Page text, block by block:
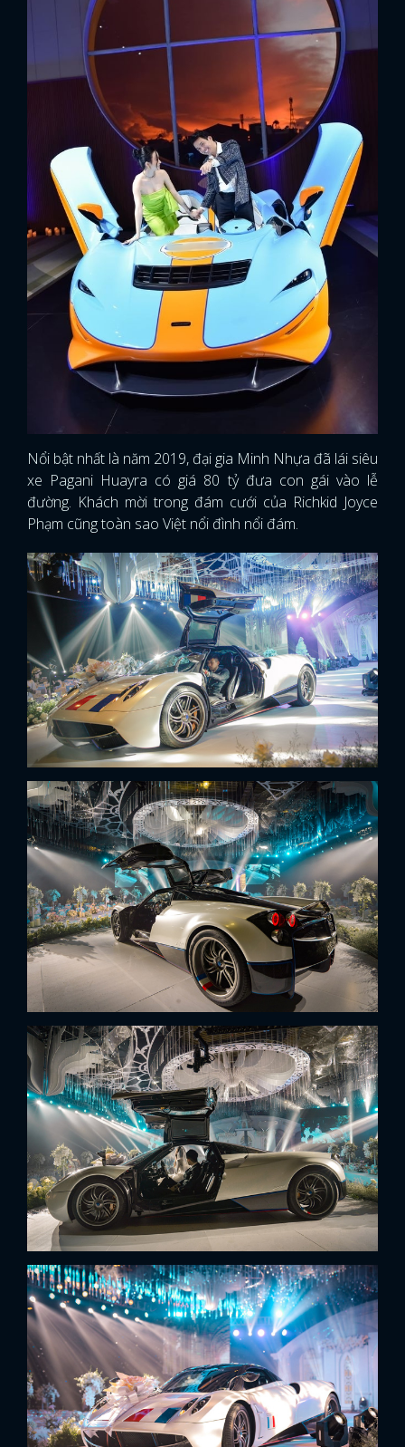
FACEBOOK GOOGLE
Nổi bật nhất là năm 2019, đại gia Minh Nhựa đã lái siêu
xe Pagani Huayra có giá 80 tỷ đưa con gái vào lễ
đường. Khách mời trong đám cưới của Richkid Joyce
Phạm cũng toàn sao Việt nổi đình nổi đám.